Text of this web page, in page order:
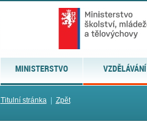
MINISTERSTVO VZDĚLÁVÁNÍ
Titulní stránka| Zpět